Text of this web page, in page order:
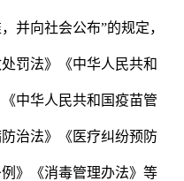
并向社会公布”的规定，
罚法》《中华人民共和
中华人民共和国疫苗管
治法》《医疗纠纷预防
》《消毒管理办法》等